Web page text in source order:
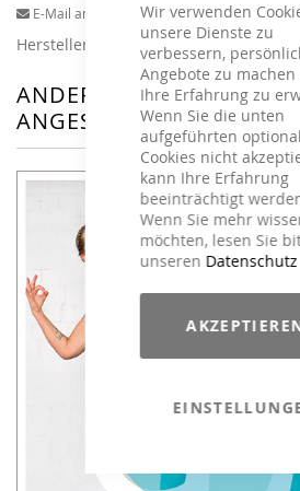
Wir verwenden
unsere Dienste zu
verbessern,
Angebote zu
Ihre Erfahrung zu
Wenn Sie die unten
aufgeführten
Cookies nicht
kann Ihre Erfahrung
beeinträchtigt
Wenn Sie mehr
möchten, lesen Sie
unseren Datenschutz
E-Mail an einen Freund
Herstellerangaben
ANDERE KUNDEN
ANGESEHEN